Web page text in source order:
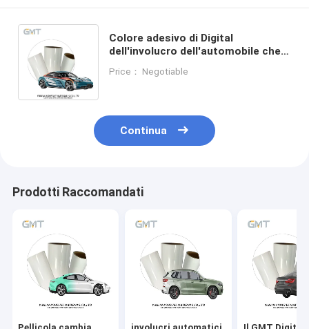
Colore adesivo di Digital
dell'involucro dell'automobile che
polimerico monomerico
Price： Negotiable
Continua
Prodotti Raccomandati